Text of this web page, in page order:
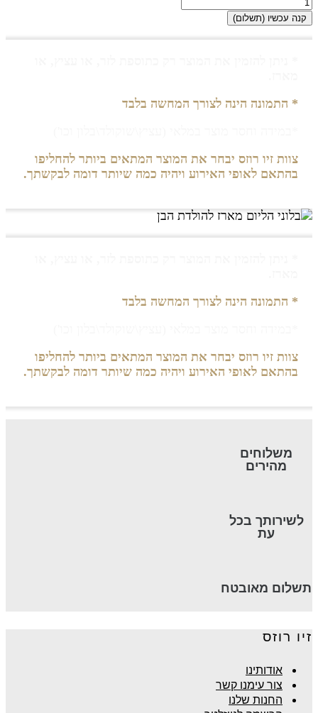
קנה עכשיו (תשלום)
* התמונה הינה לצורך המחשה בלבד
צוות זיו רוזס יבחר את המוצר המתאים ביותר להחליפו
בהתאם לאופי האירוע ויהיה כמה שיותר דומה לבקשתך.
* התמונה הינה לצורך המחשה בלבד
צוות זיו רוזס יבחר את המוצר המתאים ביותר להחליפו
בהתאם לאופי האירוע ויהיה כמה שיותר דומה לבקשתך.
משלוחים
מהירים
לשירותך בכל
עת
תשלום מאובטח
זיו רוזס
אודותינו
צור עימנו קשר
החנות שלנו